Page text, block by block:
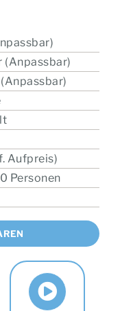
(Anpassbar)
Aufpreis)
Personen